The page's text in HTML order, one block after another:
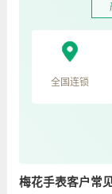
全国连锁
梅花手表客户常